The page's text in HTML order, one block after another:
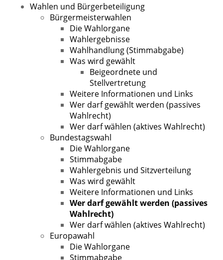
Wahlen und Bürgerbeteiligung
Bürgermeisterwahlen
Die Wahlorgane
Wahlergebnisse
Wahlhandlung (Stimmabgabe)
Was wird gewählt
Beigeordnete und
Stellvertretung
Weitere Informationen und Links
Wer darf gewählt werden (passives
Wahlrecht)
Wer darf wählen (aktives Wahlrecht)
Bundestagswahl
Die Wahlorgane
Stimmabgabe
Wahlergebnis und Sitzverteilung
Was wird gewählt
Weitere Informationen und Links
Wer darf gewählt werden (passives
Wahlrecht)
Wer darf wählen (aktives Wahlrecht)
Europawahl
Die Wahlorgane
Stimmabgabe